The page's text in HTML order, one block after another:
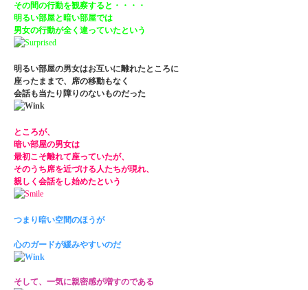
その間の行動を観察すると・・・・
明るい部屋と暗い部屋では
男女の行動が全く違っていたという
明るい部屋の男女はお互いに離れたところに
座ったままで、席の移動もなく
会話も当たり障りのないものだった
ところが、
暗い部屋の男女は
最初こそ離れて座っていたが、
そのうち席を近づける人たちが現れ、
親しく会話をし始めたという
つまり暗い空間のほうが
心のガードが緩みやすいのだ
そして、一気に親密感が増すのである